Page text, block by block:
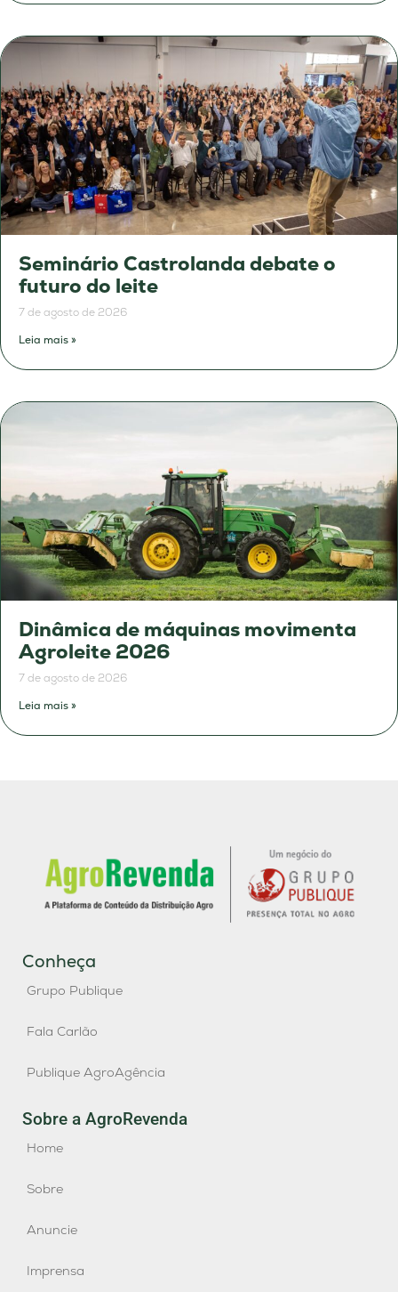
Seminário Castrolanda debate o
futuro do leite
7 de agosto de 2026
Leia mais »
Dinâmica de máquinas movimenta
Agroleite 2026
7 de agosto de 2026
Leia mais »
Conheça
Grupo Publique
Fala Carlão
Publique AgroAgência
Sobre a AgroRevenda
Home
Sobre
Anuncie
Imprensa